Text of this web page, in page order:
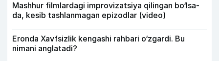
Mashhur filmlardagi improvizatsiya qilingan bo‘lsa-
da, kesib tashlanmagan epizodlar (video)
Eronda Xavfsizlik kengashi rahbari o‘zgardi. Bu
nimani anglatadi?